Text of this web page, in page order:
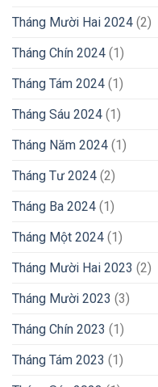
Tháng Mười Hai 2024 (2)
Tháng Chín 2024 (1)
Tháng Tám 2024 (1)
Tháng Sáu 2024 (1)
Tháng Năm 2024 (1)
Tháng Tư 2024 (2)
Tháng Ba 2024 (1)
Tháng Một 2024 (1)
Tháng Mười Hai 2023 (2)
Tháng Mười 2023 (3)
Tháng Chín 2023 (1)
Tháng Tám 2023 (1)